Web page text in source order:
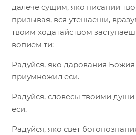
далече сущим, яко писании
призывая, вся утешаеши,
твоим ходатайством
вопием ти:
Радуйся, яко дарования
приумножил еси.
Радуйся, словесы твоими
еси.
Радуйся, яко свет